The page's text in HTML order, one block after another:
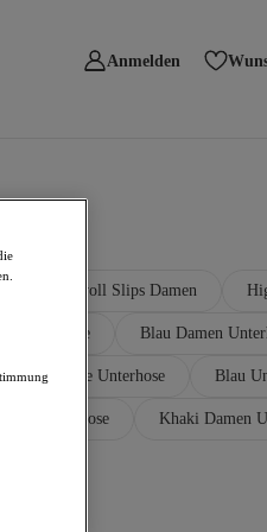
Anmelden
Baumwoll Slips Damen
Unterhose Blau Damen
Curve Unterhose Blau
Unterhose Khaki Damen